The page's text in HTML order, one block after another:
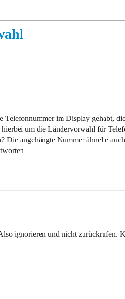
Telefonnummer im Display gehabt,
hierbei um die Ländervorwahl für
Die angehängte Nummer ähnelte
ignorieren und nicht zurückrufen.